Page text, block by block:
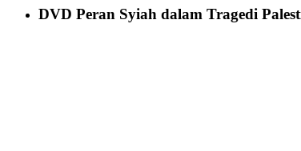
DVD Peran Syiah dalam Tragedi